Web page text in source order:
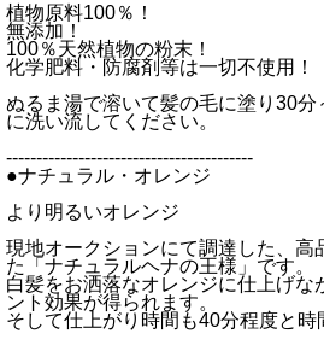
植物原料100％！
無添加！
100％天然植物の粉末！
化学肥料・防腐剤等は一切不使用！
ぬるま湯で溶いて髪の毛に塗り30
に洗い流してください。
-----------------------------------------
●ナチュラル・オレンジ
より明るいオレンジ
現地オークションにて調達した、高
た「ナチュラルヘナの王様」です。
白髪をお洒落なオレンジに仕上げな
ント効果が得られます。
そして仕上がり時間も40分程度と時